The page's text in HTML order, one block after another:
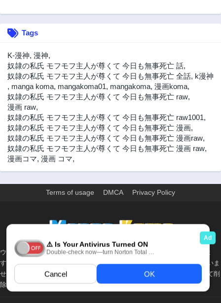
Tags
K-漫神, 漫神,
奴隷の私氏 モフモフ主人が尊くて 今日も無事死亡 話,
奴隷の私氏 モフモフ主人が尊くて 今日も無事死亡 全話, k漫神
, manga koma, mangakoma01, mangakoma, 漫画koma,
奴隷の私氏 モフモフ主人が尊くて 今日も無事死亡 raw,
漫画 raw,
奴隷の私氏 モフモフ主人が尊くて 今日も無事死亡 raw1001,
奴隷の私氏 モフモフ主人が尊くて 今日も無事死亡 漫画,
奴隷の私氏 モフモフ主人が尊くて 今日も無事死亡 漫画raw,
奴隷の私氏 モフモフ主人が尊くて 今日も無事死亡 漫画 raw,
漫画コマ, 漫画 コマ,
Terms of usage DMCA Privacy Policy
>
ウェブサイト上のすべての情報と画像は、インターネット上で収集されま
す。 このウェブサイトの情報については、所有していないか、責任を負いま
せん。 個人や組織に影響を与える場合は、必要に応じて、すぐに検討して削
除します。